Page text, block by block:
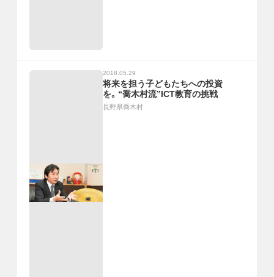
2018.05.29
将来を担う子どもたちへの投資
を。“喬木村流”ICT教育の挑戦
長野県喬木村